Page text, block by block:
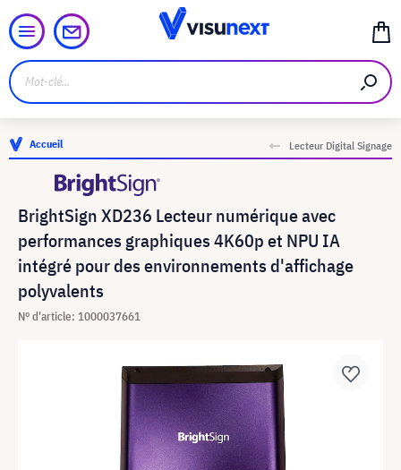
Accueil Lecteur Digital Signage
BrightSign XD236 Lecteur numérique avec
performances graphiques 4K60p et NPU IA
intégré pour des environnements d'affichage
polyvalents
N° d'article: 1000037661